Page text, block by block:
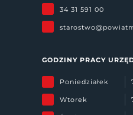
34 31 591 00
GODZINY PRACY
Poniedziałek
Wtorek